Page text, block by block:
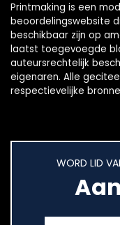
Printmaking is een
beoordelingswebsite
beschikbaar zijn op
laatst toegevoegde
auteursrechtelijk
eigenaren. Alle
respectievelijke
WORD LID